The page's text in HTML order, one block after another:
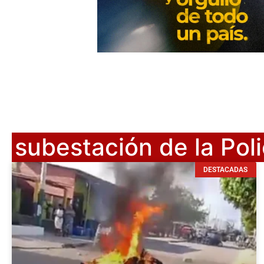
subestación de la
DESTACADAS